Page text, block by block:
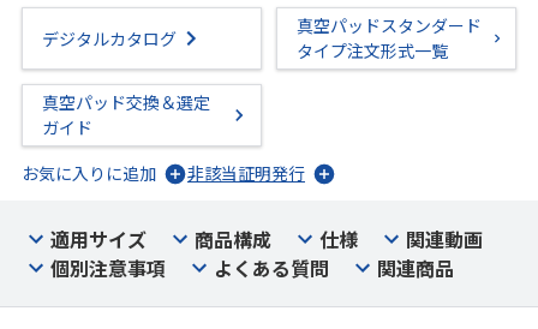
デジタルカタログ
真空パッドスタンダード
タイプ注文形式一覧
真空パッド交換＆選定
ガイド
お気に入りに追加
非該当証明発行
適用サイズ 商品構成 仕様
関連動画
個別注意事項
よくある質問 関連商品